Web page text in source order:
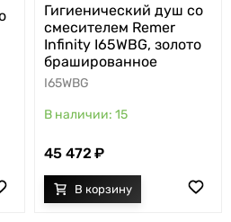
Гигиенический душ со
смесителем Remer
Infinity I65WBG, золото
брашированное
I65WBG
15
45 472